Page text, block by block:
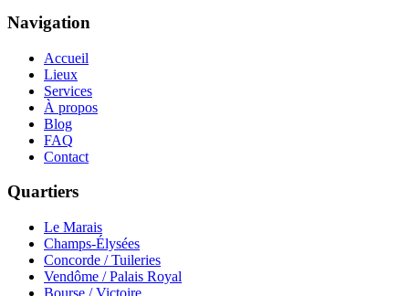
Navigation
Accueil
Lieux
Services
À propos
Blog
FAQ
Contact
Quartiers
Le Marais
Champs-Élysées
Concorde / Tuileries
Vendôme / Palais Royal
Bourse / Victoire